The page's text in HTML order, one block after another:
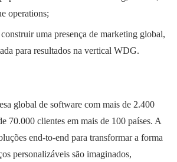
operations;
uma presença de marketing global,
para resultados na vertical WDG.
global de software com mais de 2.400
70.000 clientes em mais de 100 países. A
end-to-end para transformar a forma
personalizáveis são imaginados,